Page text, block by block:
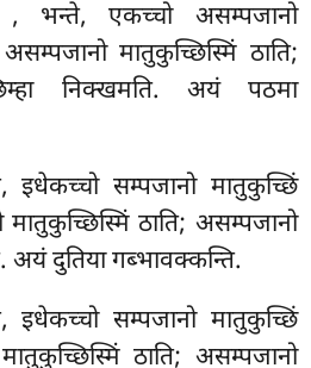
, भन्ते, एकच्चो असम्पजानो
मातुकुच्छिस्मिं ठाति;
निक्खमति. अयं पठमा
इधेकच्चो सम्पजानो मातुकुच्छिं
ठाति; असम्पजानो
अयं दुतिया गब्भावक्कन्ति.
इधेकच्चो सम्पजानो मातुकुच्छिं
ठाति; असम्पजानो